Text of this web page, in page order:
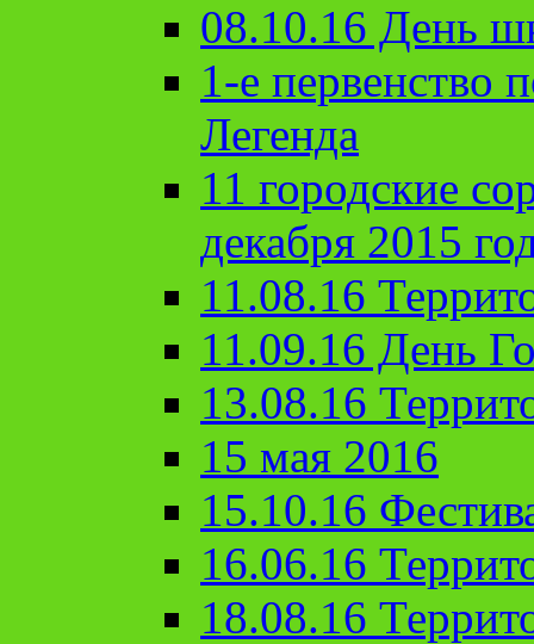
08.10.16 День
1-е первенство
Легенда
11 городские
декабря 2015
11.08.16
11.09.16 День
13.08.16
15 мая 2016
15.10.16
16.06.16
18.08.16